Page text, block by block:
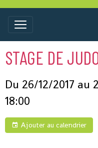
STAGE DE
Du 26/12/2017 au
18:00
Ajouter au calendrier